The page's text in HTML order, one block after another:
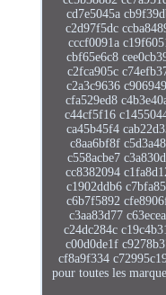
cd7e5045a
c2d97f5dc
cccf0091a
cbf65e6c8
c2fca905c
c2a3c9636
cfa529ed8
c44cf5f16
ca45b45f4
c8aa6bf8f
c558acbe7
cc8382094
c1902ddb6
c6b7f5892
c3aa83d77
c24dc284c
c00d0de1f
cf8a9f334
pour toutes les